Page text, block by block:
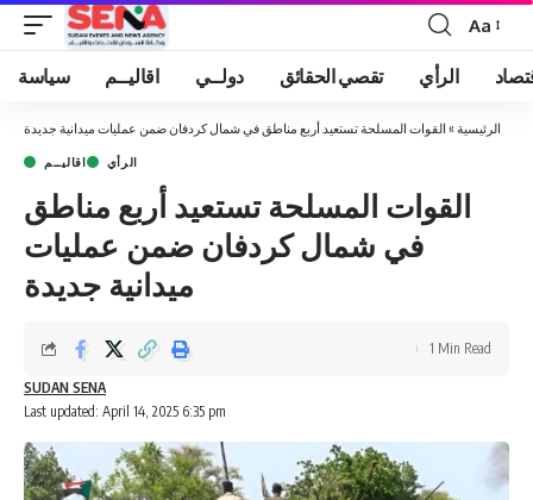
Font
Resizer
Aa
سياسة اقاليــم دولــي تقصي الحقائق الرأي
الرئيسية » القوات المسلحة تستعيد أربع مناطق في شمال كردفان ضمن عمليات ميدانية جديدة
اقاليــم الرأي
القوات المسلحة تستعيد أربع مناطق
في شمال كردفان ضمن عمليات
ميدانية جديدة
Last updated: April 14, 2025 6:35 pm
SUDAN SENA
1 Min Read